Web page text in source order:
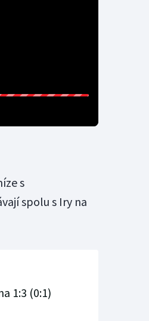
s
spolu s Iry na
1:3 (0:1)